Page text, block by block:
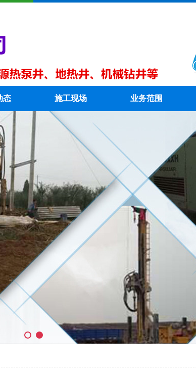
态 施工现场 业务范围